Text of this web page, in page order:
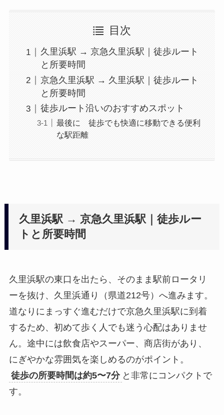
目次
久里浜駅 → 京急久里浜駅｜徒歩ルート
と所要時間
京急久里浜駅 → 久里浜駅｜徒歩ルート
と所要時間
徒歩ルート沿いのおすすめスポット
最後に 徒歩でも快適に移動できる便利
な駅距離
久里浜駅 → 京急久里浜駅｜徒歩ルー
トと所要時間
久里浜駅の東口を出たら、そのまま駅前ロータリ
ーを抜け、久里浜通り（県道212号）へ進みます。
道なりにまっすぐ進むだけで京急久里浜駅に到着
するため、初めて歩く人でも迷う心配はありませ
ん。途中には飲食店やスーパー、商店街があり、
にぎやかな雰囲気を楽しめるのがポイント。
徒歩の所要時間は約5〜7分 と非常にコンパクトで
す。